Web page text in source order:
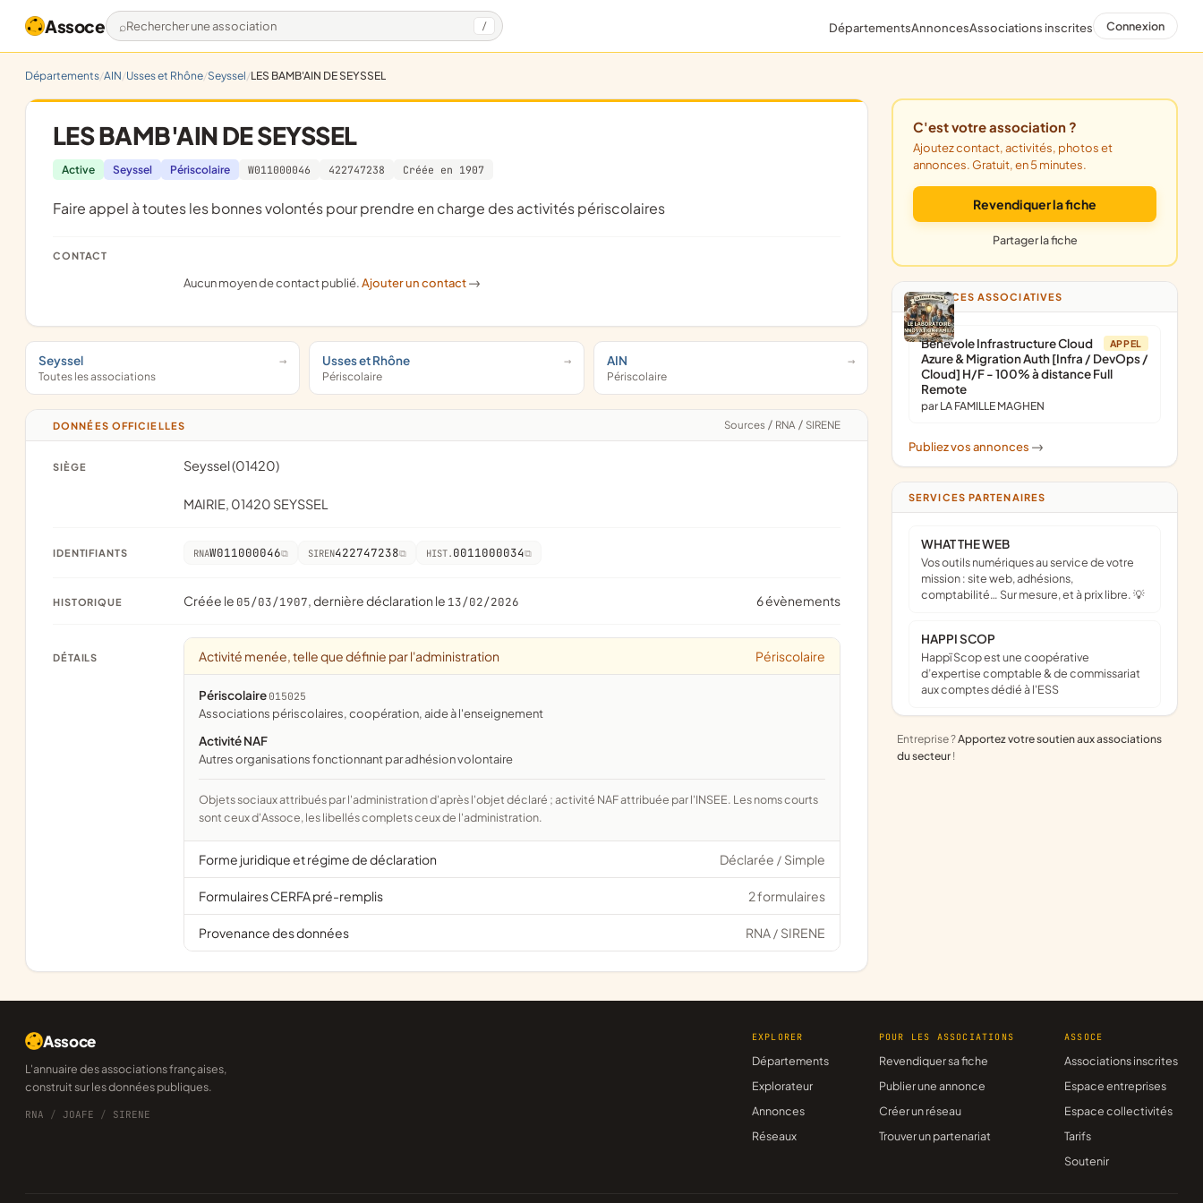
Assoce Rechercher une association / DépartementsAnnoncesAssociations inscrites Connexion
Départements AIN Usses et Rhône Seyssel LES BAMB'AIN DE SEYSSEL
LES BAMB'AIN DE SEYSSEL
Active Seyssel Périscolaire W011000046 422747238 Créée en 1907
faire appel à toutes les bonnes volontés pour prendre en charge des activités périscolaires
CONTACT
Aucun moyen de contact publié.Ajouter un contact ->
Seyssel
Toutes les associations
Usses et Rhône
Périscolaire
AIN
Périscolaire
DONNÉES OFFICIELLES Sources / RNA / SIRENE
SIÈGE Seyssel (01420)
MAIRIE, 01420 SEYSSEL
IDENTIFIANTS RNAW011000046 SIREN422747238 HIST. 0011000034
HISTORIQUE Créée le 05/03/1907, dernière déclaration le 13/02/2026 6 évènements
DÉTAILS Activité menée, telle que définie par l'administration Périscolaire
Périscolaire 015025
associations périscolaires, coopération, aide à l'enseignement
Activité NAF
Autres organisations fonctionnant par adhésion volontaire
Objets sociaux attribués par l'administration d'après l'objet déclaré ; activité NAF attribuée par l'INSEE. Les noms courts
sont ceux d'Assoce, les libellés complets ceux de l'administration.
Forme juridique et régime de déclaration Déclarée / Simple
Formulaires CERFA pré-remplis 2 formulaires
Provenance des données RNA / SIRENE
C'est votre association ?
Ajoutez contact, activités, photos et
annonces. Gratuit, en 5 minutes.
Revendiquer la fiche
Partager la fiche
ANNONCES ASSOCIATIVES
APPEL
Bénévole Infrastructure Cloud
Azure & Migration Auth [Infra / DevOps /
Cloud] H/F - 100% à distance Full
Remote
par LA FAMILLE MAGHEN
Publiez vos annonces ->
SERVICES PARTENAIRES
WHAT THE WEB
Vos outils numériques au service de votre
mission : site web, adhésions,
comptabilité… Sur mesure, et à prix libre. 💡
HAPPI SCOP
Happï Scop est une coopérative
d’expertise comptable & de commissariat
aux comptes dédié à l'ESS
Entreprise ?Apportez votre soutien aux associations
du secteur !
Assoce
L'annuaire des associations françaises,
construit sur les données publiques.
RNA / JOAFE / SIRENE
EXPLORER
Départements
Explorateur
Annonces
Réseaux
POUR LES ASSOCIATIONS
Revendiquer sa fiche
Publier une annonce
Créer un réseau
Trouver un partenariat
ASSOCE
Associations inscrites
Espace entreprises
Espace collectivités
Tarifs
Soutenir